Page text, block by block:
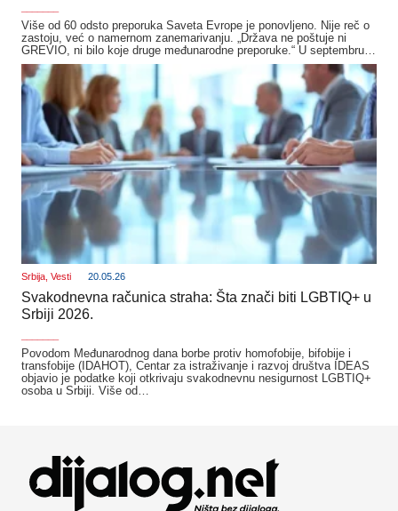
Više od 60 odsto preporuka Saveta Evrope je ponovljeno. Nije reč o
zastoju, već o namernom zanemarivanju. „Država ne poštuje ni
GREVIO, ni bilo koje druge međunarodne preporuke.“ U septembru…
Srbija, Vesti 20.05.26
Svakodnevna računica straha: Šta znači biti LGBTIQ+ u
Srbiji 2026.
Povodom Međunarodnog dana borbe protiv homofobije, bifobije i
transfobije (IDAHOT), Centar za istraživanje i razvoj društva IDEAS
objavio je podatke koji otkrivaju svakodnevnu nesigurnost LGBTIQ+
osoba u Srbiji. Više od…